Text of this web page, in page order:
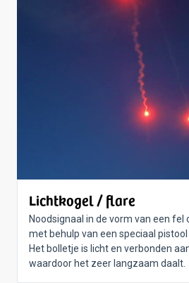
Lichtkogel / flare
Noodsignaal in de vorm van een
met behulp van een speciaal
Het bolletje is licht en verbonden
waardoor het zeer langzaam daalt.